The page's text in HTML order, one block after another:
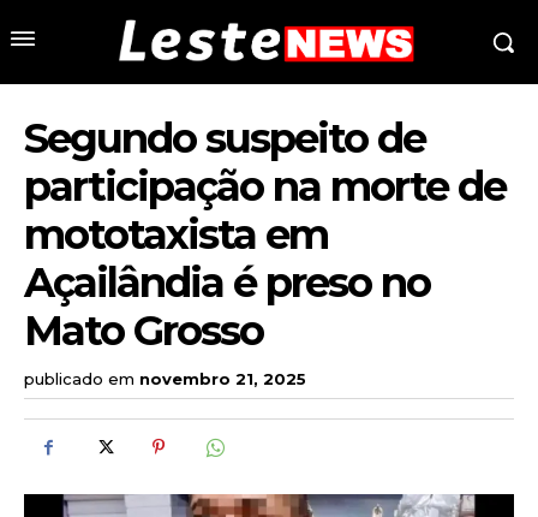
Segundo suspeito de
participação na morte de
mototaxista em
Açailândia é preso no
Mato Grosso
publicado em novembro 21, 2025